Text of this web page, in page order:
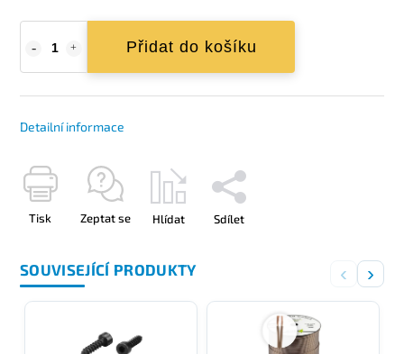
Přidat do košíku
Detailní informace
Tisk Zeptat se Hlídat Sdílet
SOUVISEJÍCÍ PRODUKTY ‹ ›